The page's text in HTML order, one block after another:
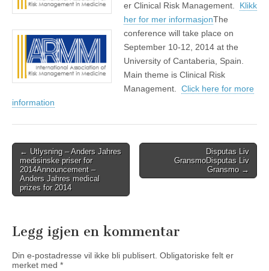
er Clinical Risk Management. Klikk
her for mer informasjonThe
conference will take place on
September 10-12, 2014 at the
University of Cantaberia, Spain.
Main theme is Clinical Risk
Management. Click here for more
information
Post
navigation
← Utlysning – Anders Jahres
medisinske priser for
2014Announcement –
Anders Jahres medical
prizes for 2014
Disputas Liv
GransmoDisputas Liv
Gransmo→
Legg igjen en kommentar
Din e-postadresse vil ikke bli publisert. Obligatoriske felt er
merket med *